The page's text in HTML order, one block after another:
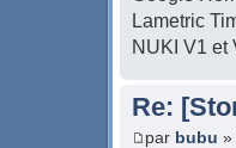
Lametric
NUKI V1 et
Re:
par bubu »